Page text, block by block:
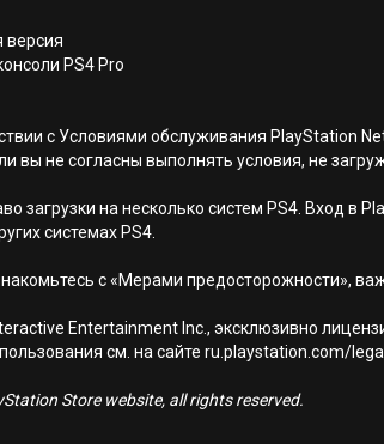
версия
PS4 Pro
с Условиями обслуживания
вы не согласны выполнять условия, не
загрузки на несколько систем PS4. Вход в
системах PS4.
с «Мерами предосторожности»,
Entertainment Inc., эксклюзивно
см. на сайте ru.playstation.com/legal.
Store website, all rights reserved.